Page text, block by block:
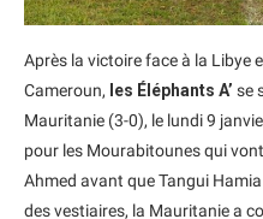
Après la victoire face à la Libye
Cameroun, les Éléphants A’ se
Mauritanie (3-0), le lundi 9
pour les Mourabitounes qui
Ahmed avant que Tangui
des vestiaires, la Mauritanie a